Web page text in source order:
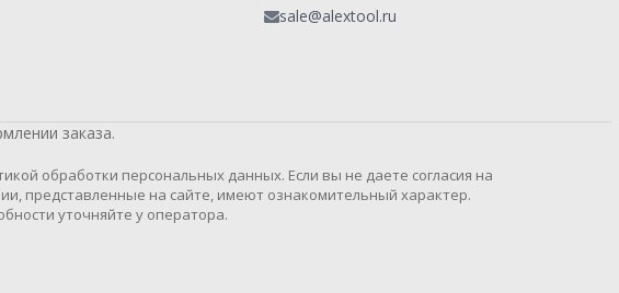
sale@alextool.ru
заказа.
обработки персональных данных. Если вы не даете согласия на
представленные на сайте, имеют ознакомительный характер.
уточняйте у оператора.